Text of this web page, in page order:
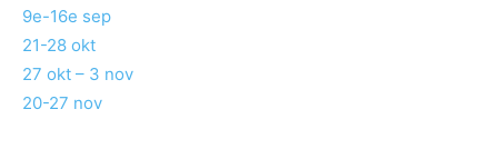
9e-16e sep
21-28 okt
27 okt – 3 nov
20-27 nov